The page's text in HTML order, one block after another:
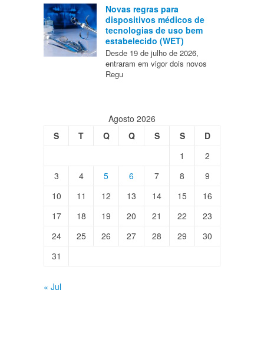
Novas regras para
dispositivos médicos de
tecnologias de uso bem
estabelecido (WET)
Desde 19 de julho de 2026,
entraram em vigor dois novos
Regu
Agosto 2026
S
T Q Q S S
D
1
2
3
4 5 6 7 8
9
10
11 12 13 14 15
16
17
18 19 20 21 22
23
24
25 26 27 28 29
30
31
« Jul